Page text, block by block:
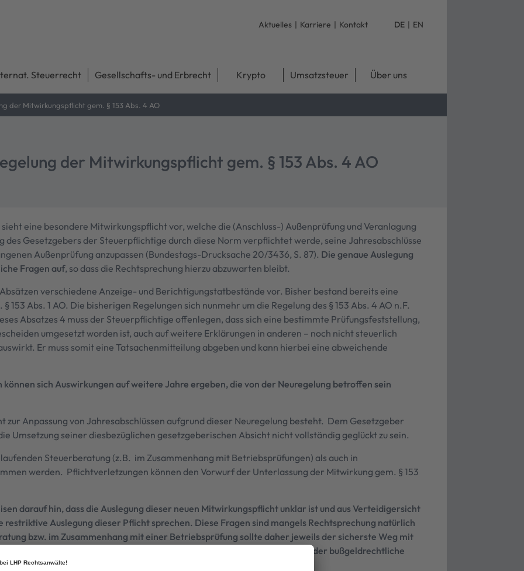
Aktuelles | Karriere | Kontakt DE | EN
Steuerrecht Gesellschafts- und Erbrecht Krypto Umsatzsteuer Über uns
der Mitwirkungspflicht gem. § 153 Abs. 4 AO
der Mitwirkungspflicht gem. § 153 Abs. 4 AO
sieht eine besondere Mitwirkungspflicht vor, welche die (Anschluss-) Außenprüfung und Veranlagung
des Gesetzgebers der Steuerpflichtige durch diese Norm verpflichtet werde, seine Jahresabschlüsse
Außenprüfung anzupassen (Bundestags-Drucksache 20/3436, S. 87). Die genaue Auslegung
Fragen auf, so dass die Rechtsprechung hierzu abzuwarten bleibt.
verschiedene Anzeige- und Berichtigungstatbestände vor. Bisher bestand bereits eine
Abs. 1 AO. Die bisherigen Regelungen sich nunmehr um die Regelung des § 153 Abs. 4 AO n.F.
Absatzes 4 muss der Steuerpflichtige offenlegen, dass sich eine bestimmte Prüfungsfeststellung,
umgesetzt worden ist, auch auf weitere Erklärungen in anderen – noch nicht steuerlich
Er muss somit eine Tatsachenmitteilung abgeben und kann hierbei eine abweichende
sich Auswirkungen auf weitere Jahre ergeben, die von der Neuregelung betroffen sein
Anpassung von Jahresabschlüssen aufgrund dieser Neuregelung besteht. Dem Gesetzgeber
Umsetzung seiner diesbezüglichen gesetzgeberischen Absicht nicht vollständig geglückt zu sein.
Steuerberatung (z.B. im Zusammenhang mit Betriebsprüfungen) als auch in
werden. Pflichtverletzungen können den Vorwurf der Unterlassung der Mitwirkung gem. § 153
darauf hin, dass die Auslegung dieser neuen Mitwirkungspflicht unklar ist und aus Verteidigersicht
Auslegung dieser Pflicht sprechen. Diese Fragen sind mangels Rechtsprechung natürlich
bzw. im Zusammenhang mit einer Betriebsprüfung sollte daher jeweils der sicherste Weg mit
Abgabe einer vorsorglichen Anzeige/Berichtigung), um unnötige straf- oder bußgeldrechtliche
kann hierbei vertreten werden.